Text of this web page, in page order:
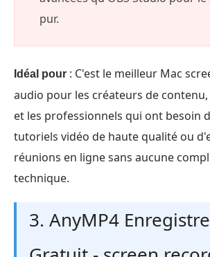
pur.
Idéal pour : C'est le meilleur Mac
audio pour les créateurs de
et les professionnels qui ont besoin
tutoriels vidéo de haute qualité ou
réunions en ligne sans aucune
technique.
3. AnyMP4